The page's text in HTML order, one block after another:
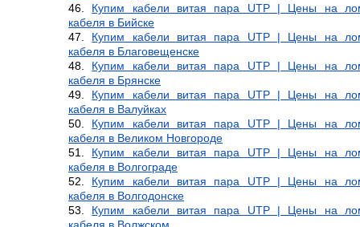
Купим кабели витая пара UTP | Цены на
кабеля в Бийске
Купим кабели витая пара UTP | Цены на
кабеля в Благовещенске
Купим кабели витая пара UTP | Цены на
кабеля в Брянске
Купим кабели витая пара UTP | Цены на
кабеля в Валуйках
Купим кабели витая пара UTP | Цены на
кабеля в Великом Новгороде
Купим кабели витая пара UTP | Цены на
кабеля в Волгограде
Купим кабели витая пара UTP | Цены на
кабеля в Волгодонске
Купим кабели витая пара UTP | Цены на